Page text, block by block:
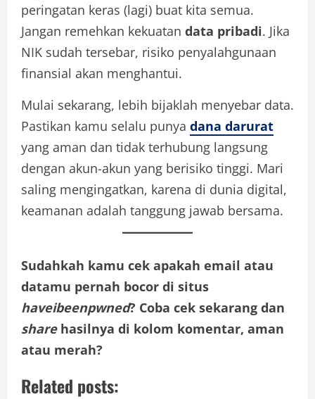
peringatan keras (lagi) buat kita semua.
Jangan remehkan kekuatan data pribadi. Jika
NIK sudah tersebar, risiko penyalahgunaan
finansial akan menghantui.
Mulai sekarang, lebih bijaklah menyebar data.
Pastikan kamu selalu punya dana darurat
yang aman dan tidak terhubung langsung
dengan akun-akun yang berisiko tinggi. Mari
saling mengingatkan, karena di dunia digital,
keamanan adalah tanggung jawab bersama.
Sudahkah kamu cek apakah email atau
datamu pernah bocor di situs
haveibeenpwned? Coba cek sekarang dan
sharehasilnya di kolom komentar, aman
atau merah?
Related posts: